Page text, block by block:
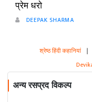
प्रेम धरो
DEEPAK SHARMA
श्रेष्ठ हिंदी कहानियां |
अन्य रसप्रद विकल्प